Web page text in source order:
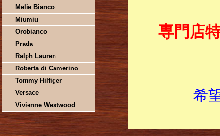
Melie Bianco
Miumiu
Orobianco
Prada
Ralph Lauren
Roberta di Camerino
Tommy Hilfiger
Versace
Vivienne Westwood
専門店
希